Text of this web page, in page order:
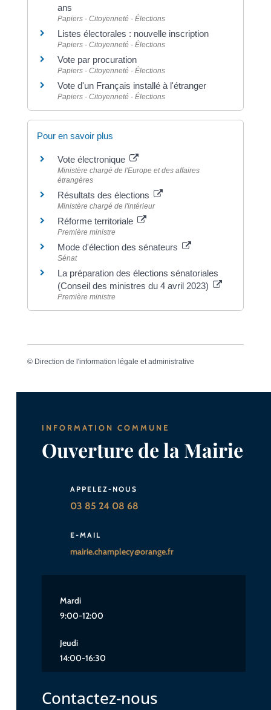
ans
Papiers - Citoyenneté - Élections
Listes électorales : nouvelle inscription
Papiers - Citoyenneté - Élections
Vote par procuration
Papiers - Citoyenneté - Élections
Vote d'un Français installé à l'étranger
Papiers - Citoyenneté - Élections
Pour en savoir plus
Vote électronique
Ministère chargé de l'Europe et des affaires
étrangères
Résultats des élections
Ministère chargé de l'intérieur
Réforme territoriale
Première ministre
Mode d'élection des sénateurs
Sénat
La préparation des élections sénatoriales
(Conseil des ministres du 4 avril 2023)
Première ministre
© Direction de l'information légale et administrative
INFORMATION COMMUNE
Ouverture de la Mairie
APPELEZ-NOUS
03 85 24 08 68
E-MAIL
mairie.champlecy@orange.fr
Mardi
9:00-12:00
Jeudi
14:00-16:30
Contactez-nous